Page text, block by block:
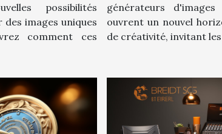
possibilités
images uniques
comment ces
générateurs
ouvrent un nouvel
de créativité, invitant